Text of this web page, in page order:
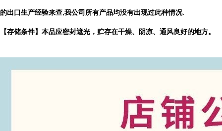
的出口生产经验来查,我公司所有产品均没有出现过此种情况.
【存储条件】本品应密封遮光，贮存在干燥、阴凉、通风良好的地方。